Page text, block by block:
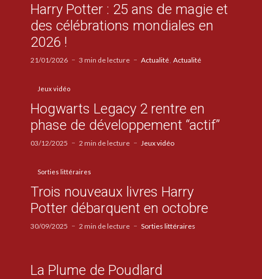
Harry Potter : 25 ans de magie et
des célébrations mondiales en
2026 !
21/01/2026 3 min de lecture Actualité Actualité
Jeux vidéo
Hogwarts Legacy 2 rentre en
phase de développement “actif”
03/12/2025 2 min de lecture Jeux vidéo
Sorties littéraires
Trois nouveaux livres Harry
Potter débarquent en octobre
30/09/2025 2 min de lecture Sorties littéraires
La Plume de Poudlard